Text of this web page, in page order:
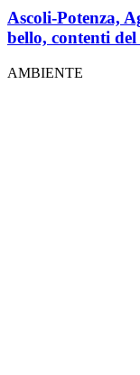
Ascoli-Potenza,
bello, contenti
AMBIENTE